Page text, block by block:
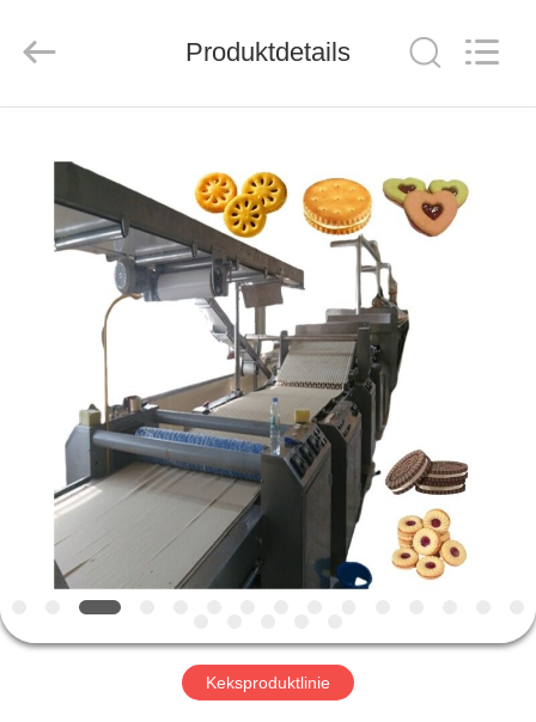
PRODUKTE
FABRIK-
AUSFLUG
QUALITÄTSKONTROLLE
TRETEN
SIE
MIT
Reserved.
Developed
Produktdetails
Keksproduktlinie